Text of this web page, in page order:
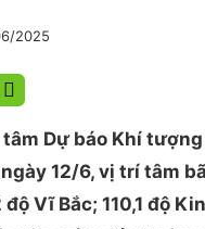
2025
Dự báo Khí
12/6, vị trí tâm
độ Vĩ Bắc; 110,1 độ